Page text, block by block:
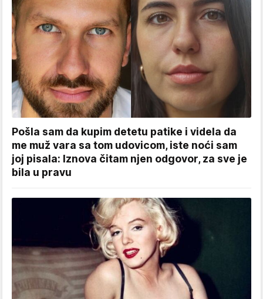
Pošla sam da kupim detetu patike i videla da
me muž vara sa tom udovicom, iste noći sam
joj pisala: Iznova čitam njen odgovor, za sve je
bila u pravu